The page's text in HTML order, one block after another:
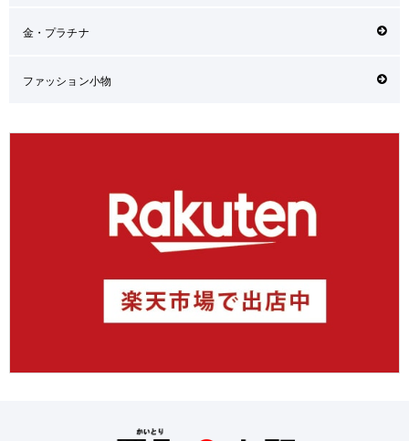
金・プラチナ
ファッション小物